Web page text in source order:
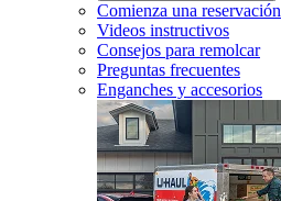
Comienza una reservación
Videos instructivos
Consejos para remolcar
Preguntas frecuentes
Enganches y accesorios